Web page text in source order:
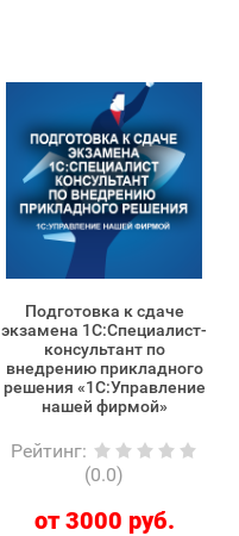
Подготовка к сдаче
экзамена 1С:Специалист-
консультант по
внедрению прикладного
решения «1С:Управление
нашей фирмой»
Рейтинг:
(0.0)
от 3000 руб.